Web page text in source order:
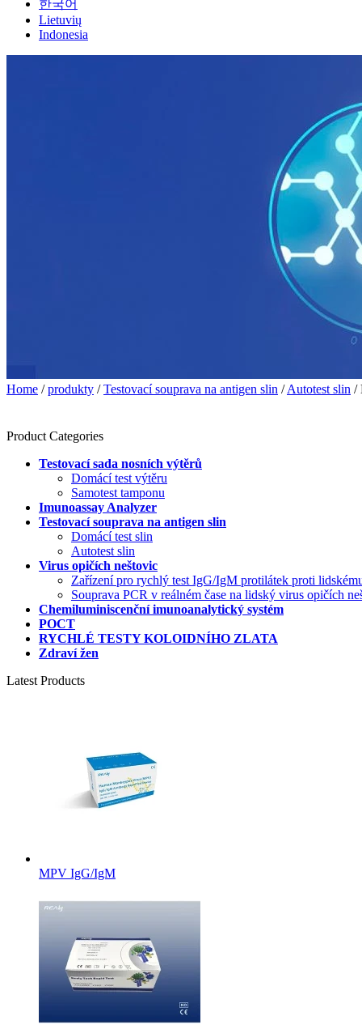
한국어
Lietuvių
Indonesia
Home /produkty /Testovací souprava na antigen slin /Autotest slin /
Product Categories
Testovací sada nosních výtěrů
Domácí test výtěru
Samotest tamponu
Imunoassay Analyzer
Testovací souprava na antigen slin
Domácí test slin
Autotest slin
Virus opičích neštovic
Zařízení pro rychlý test IgG/IgM protilátek proti
Souprava PCR v reálném čase na lidský virus opičích
Chemiluminiscenční imunoanalytický systém
POCT
RYCHLÉ TESTY KOLOIDNÍHO ZLATA
Zdraví žen
Latest Products
MPV IgG/IgM